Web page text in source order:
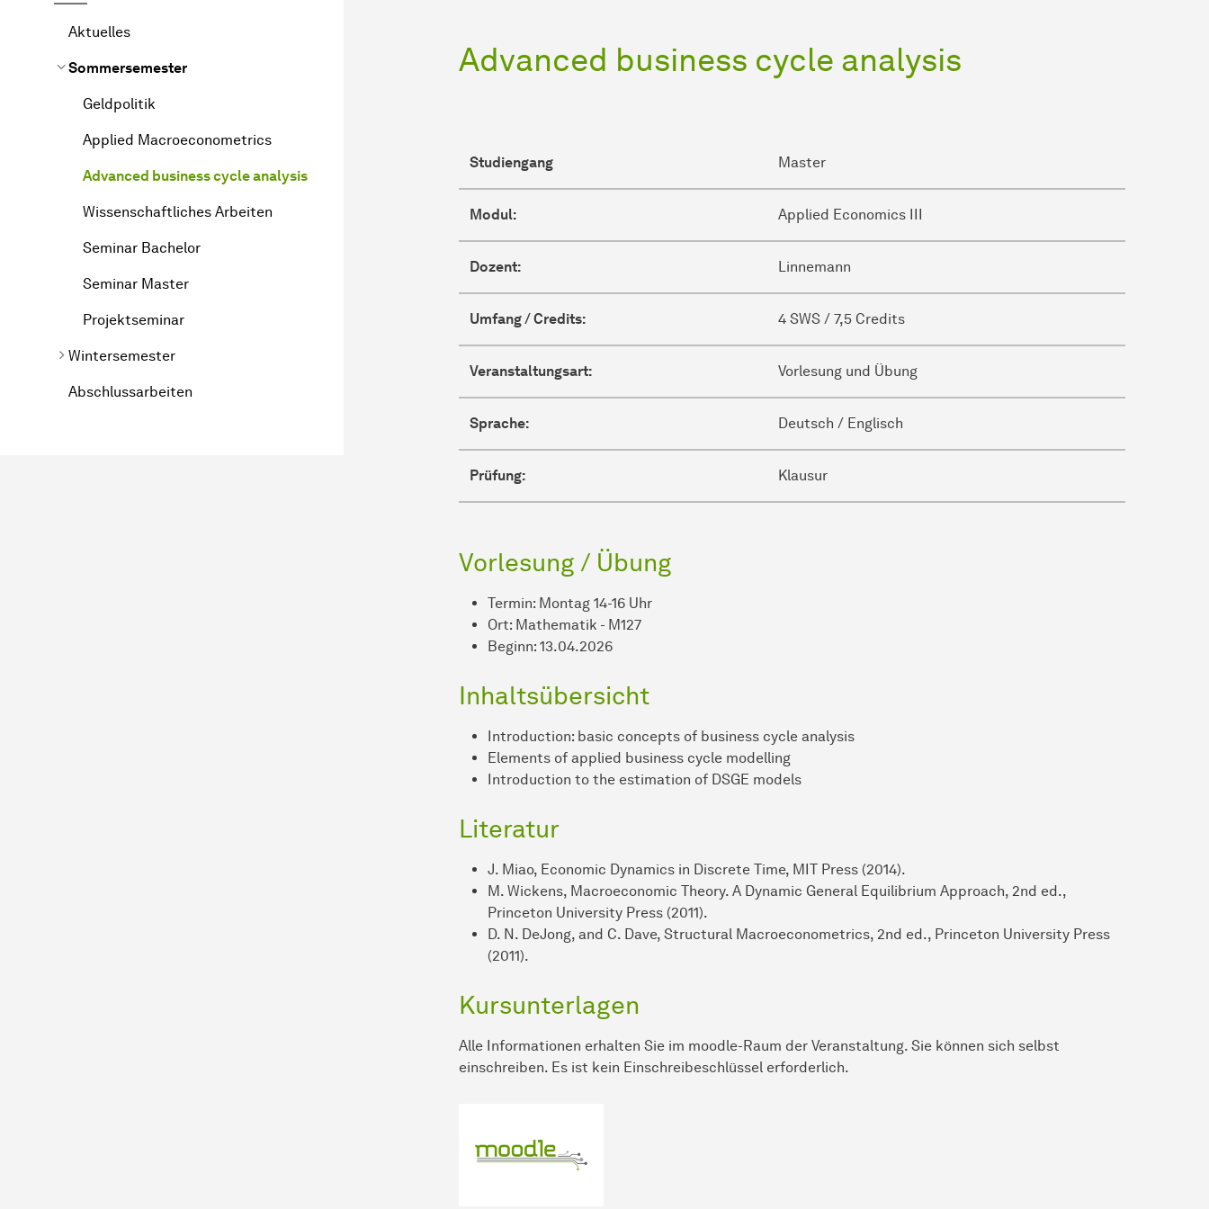
Aktuelles
Sommersemester
Geldpolitik
Applied Macroeconometrics
Advanced business cycle analysis
Wissenschaftliches Arbeiten
Seminar Bachelor
Seminar Master
Projektseminar
Wintersemester
Abschlussarbeiten
Advanced business cycle analysis
Studiengang Master
Modul: Applied Economics III
Dozent: Linnemann
Umfang / Credits: 4 SWS / 7,5 Credits
Veranstaltungsart: Vorlesung und Übung
Sprache: Deutsch / Englisch
Prüfung: Klausur
Vorlesung / Übung
Termin: Montag 14-16 Uhr
Ort: Mathematik - M127
Beginn: 13.04.2026
Inhaltsübersicht
Introduction: basic concepts of business cycle analysis
Elements of applied business cycle modelling
Introduction to the estimation of DSGE models
Literatur
J. Miao, Economic Dynamics in Discrete Time, MIT Press (2014).
M. Wickens, Macroeconomic Theory. A Dynamic General Equilibrium Approach, 2nd ed.,
Princeton University Press (2011).
D. N. DeJong, and C. Dave, Structural Macroeconometrics, 2nd ed., Princeton University Press
(2011).
Kursunterlagen
Alle Informationen erhalten Sie im moodle-Raum der Veranstaltung. Sie können sich selbst
einschreiben. Es ist kein Einschreibeschlüssel erforderlich.